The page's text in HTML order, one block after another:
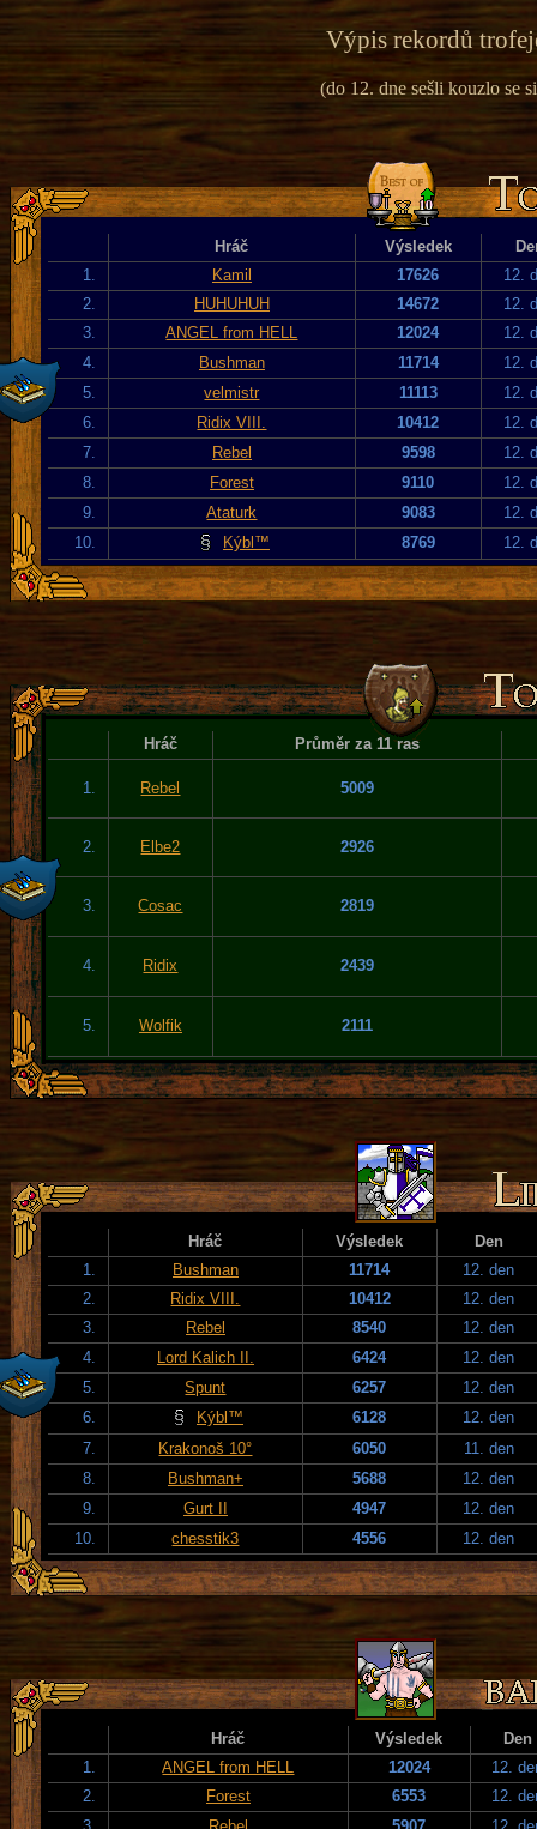
Výpis rekordů
(do 12. dne sešli kouzlo se
Hráč Výsledek
1.
Kamil 17626
12.
2.
HUHUHUH 14672
12.
3.
ANGEL from HELL 12024
12.
4.
Bushman 11714
12.
5.
velmistr 11113
12.
6.
Ridix VIII. 10412
12.
7.
Rebel 9598
12.
8.
Forest 9110
12.
9.
Ataturk 9083
12.
10.
Kýbl™ 8769 12.
Hráč Průměr za 11 ras
1. Rebel 5009
2. Elbe2 2926
3. Cosac 2819
4. Ridix 2439
5. Wolfik 2111
Hráč Výsledek
Den
1.
Bushman 11714
12. den
2.
Ridix VIII. 10412
12. den
3.
Rebel 8540
12. den
4.
Lord Kalich II. 6424
12. den
5.
Spunt 6257
12. den
6.
Kýbl™ 6128
12. den
7.
Krakonoš 10° 6050
11. den
8.
Bushman+ 5688
12. den
9.
Gurt II 4947
12. den
10.
chesstik3 4556 12. den
Hráč Výsledek
Den
1.
ANGEL from HELL 12024
12.
2.
Forest 6553
12.